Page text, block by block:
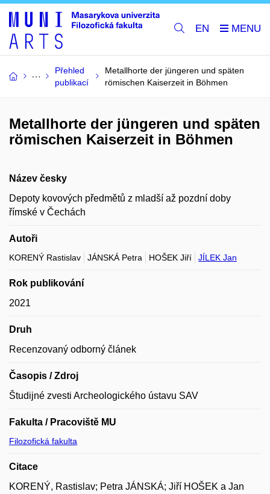
EN
Přehled
publikací
Metallhorte der jüngeren und späten
römischen Kaiserzeit in Böhmen
Metallhorte der jüngeren und späten
römischen Kaiserzeit in Böhmen
Název česky
Depoty kovových předmětů z mladší až pozdní doby
římské v Čechách
Autoři
KORENÝ Rastislav JÁNSKÁ Petra HOŠEK Jiří JÍLEK Jan
Rok publikování
2021
Druh
Recenzovaný odborný článek
Časopis / Zdroj
Študijné zvesti Archeologického ústavu SAV
Fakulta / Pracoviště MU
Filozofická fakulta
Citace
KORENÝ, Rastislav; Petra JÁNSKÁ; Jiří HOŠEK a Jan